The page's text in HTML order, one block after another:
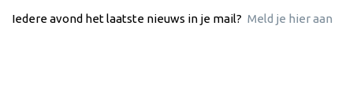
Iedere avond het laatste nieuws in je mail? Meld je hier aan